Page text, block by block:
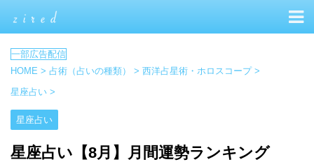
HOME > 占術（占いの種類） > 西洋占星術・ホロスコープ >
星座占い >
星座占い
星座占い【8月】月間運勢ランキング